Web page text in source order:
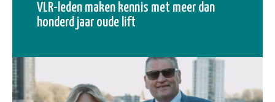
VLR-leden maken kennis met meer dan
honderd jaar oude lift